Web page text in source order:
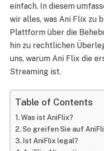
einfach. In diesem
wir alles, was Ani Flix zu
Plattform über die
hin zu rechtlichen
uns, warum Ani Flix die
Streaming ist.
Table of Contents
Was ist AniFlix?
So greifen Sie auf
Ist AniFlix legal?